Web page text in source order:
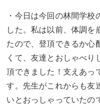
・今日は今回の林間学校
した。私は以前、体調を
たので、登頂できるか心
くて、友達とおしゃべり
頂できました！支えあっ
す。先生がこれからも友
いとおっしゃっていたの